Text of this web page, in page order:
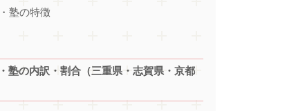
塾の特徴
塾の内訳・割合（三重県・志賀県・京都